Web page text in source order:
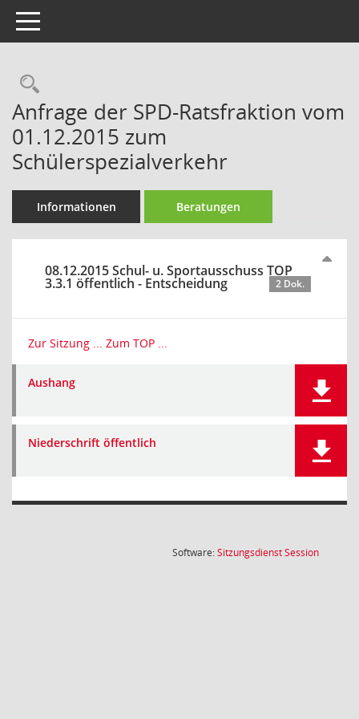
Toggle navigation
Rechercheauswahl
Anfrage der SPD-Ratsfraktion vom
01.12.2015 zum
Schülerspezialverkehr
Informationen Beratungen
08.12.2015 Schul- u. Sportausschuss TOP
3.3.1 öffentlich - Entscheidung 2 Dok.
Zur Sitzung ... Zum TOP ...
Aushang
Niederschrift öffentlich
Software:SitzungsdienstSession(Wird in